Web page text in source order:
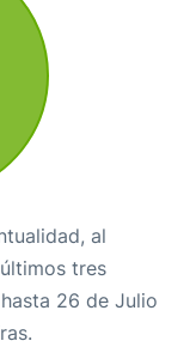
al
tres
26 de Julio